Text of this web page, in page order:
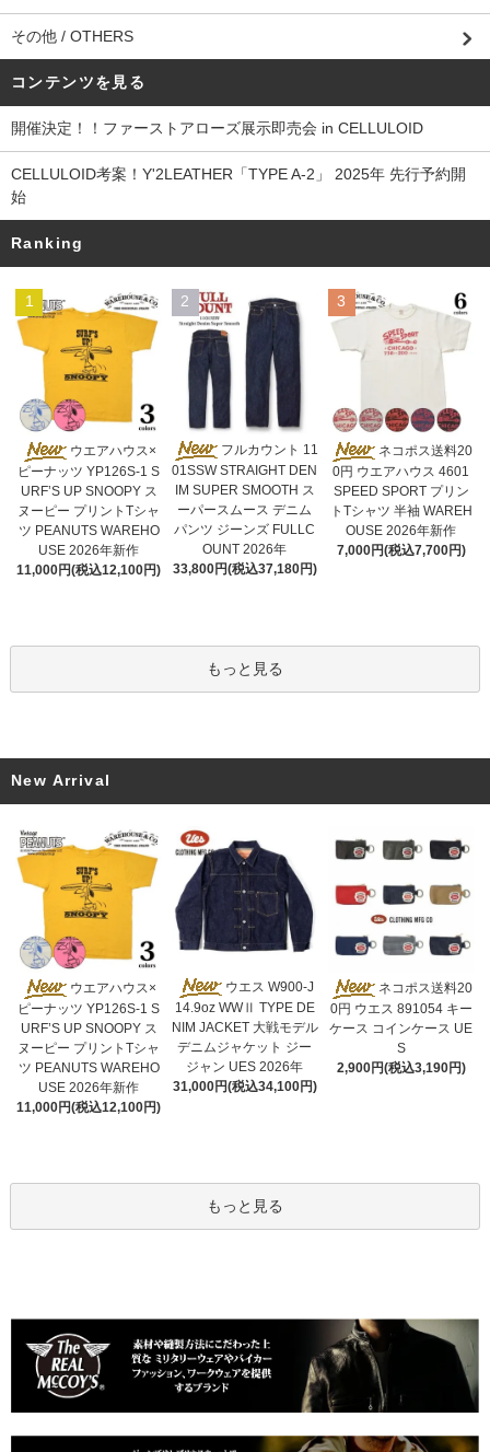
その他 / OTHERS
コンテンツを見る
開催決定！！ファーストアローズ展示即売会 in CELLULOID
CELLULOID考案！Y'2LEATHER「TYPE A-2」 2025年 先行予約開
始
Ranking
1
ウエアハウス×
ピーナッツ YP126S-1 S
URF’S UP SNOOPY ス
ヌーピー プリントTシャ
ツ PEANUTS WAREHO
USE 2026年新作
11,000円(税込12,100円)
2
フルカウント 11
01SSW STRAIGHT DEN
IM SUPER SMOOTH ス
ーパースムース デニム
パンツ ジーンズ FULLC
OUNT 2026年
33,800円(税込37,180円)
3
ネコポス送料20
0円 ウエアハウス 4601
SPEED SPORT プリン
トTシャツ 半袖 WAREH
OUSE 2026年新作
7,000円(税込7,700円)
もっと見る
New Arrival
ウエアハウス×
ピーナッツ YP126S-1 S
URF’S UP SNOOPY ス
ヌーピー プリントTシャ
ツ PEANUTS WAREHO
USE 2026年新作
11,000円(税込12,100円)
ウエス W900-J
14.9oz WWⅡ TYPE DE
NIM JACKET 大戦モデル
デニムジャケット ジー
ジャン UES 2026年
31,000円(税込34,100円)
ネコポス送料20
0円 ウエス 891054 キー
ケース コインケース UE
S
2,900円(税込3,190円)
もっと見る